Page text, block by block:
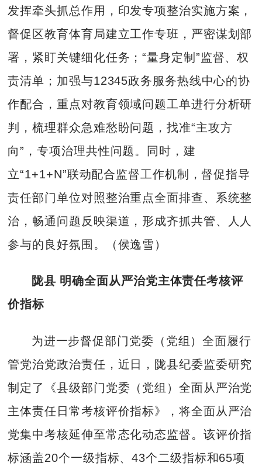
发挥牵头抓总作用，印发专项整治实施方案，
督促区教育体育局建立工作专班，严密谋划部
署，紧盯关键细化任务；“量身定制”监督、权
责清单；加强与12345政务服务热线中心的协
作配合，重点对教育领域问题工单进行分析研
判，梳理群众急难愁盼问题，找准“主攻方
向”，专项治理共性问题。同时，建
立“1+1+N”联动配合监督工作机制，督促指导
责任部门单位对照整治重点全面排查、系统整
治，畅通问题反映渠道，形成齐抓共管、人人
参与的良好氛围。（侯逸雪）
陇县 明确全面从严治党主体责任考核评
价指标
为进一步督促部门党委（党组）全面履行
管党治党政治责任，近日，陇县纪委监委研究
制定了《县级部门党委（党组）全面从严治党
主体责任日常考核评价指标》，将全面从严治
党集中考核延伸至常态化动态监督。该评价指
标涵盖20个一级指标、43个二级指标和65项